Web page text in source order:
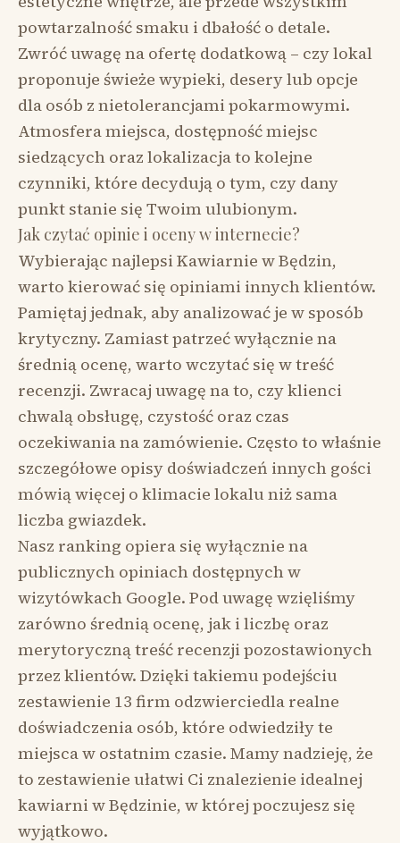
powtarzalność smaku i dbałość o detale.
Zwróć uwagę na ofertę dodatkową – czy lokal
proponuje świeże wypieki, desery lub opcje
dla osób z nietolerancjami pokarmowymi.
Atmosfera miejsca, dostępność miejsc
siedzących oraz lokalizacja to kolejne
czynniki, które decydują o tym, czy dany
punkt stanie się Twoim ulubionym.
Jak czytać opinie i oceny w internecie?
Wybierając najlepsi Kawiarnie w Będzin,
warto kierować się opiniami innych klientów.
Pamiętaj jednak, aby analizować je w sposób
krytyczny. Zamiast patrzeć wyłącznie na
średnią ocenę, warto wczytać się w treść
recenzji. Zwracaj uwagę na to, czy klienci
chwalą obsługę, czystość oraz czas
oczekiwania na zamówienie. Często to właśnie
szczegółowe opisy doświadczeń innych gości
mówią więcej o klimacie lokalu niż sama
liczba gwiazdek.
Nasz ranking opiera się wyłącznie na
publicznych opiniach dostępnych w
wizytówkach Google. Pod uwagę wzięliśmy
zarówno średnią ocenę, jak i liczbę oraz
merytoryczną treść recenzji pozostawionych
przez klientów. Dzięki takiemu podejściu
zestawienie 13 firm odzwierciedla realne
doświadczenia osób, które odwiedziły te
miejsca w ostatnim czasie. Mamy nadzieję, że
to zestawienie ułatwi Ci znalezienie idealnej
kawiarni w Będzinie, w której poczujesz się
wyjątkowo.